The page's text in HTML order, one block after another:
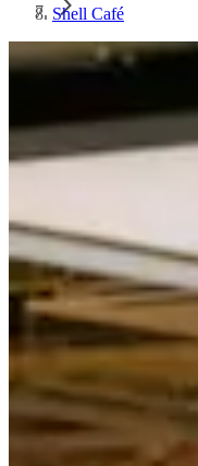
Shell Café